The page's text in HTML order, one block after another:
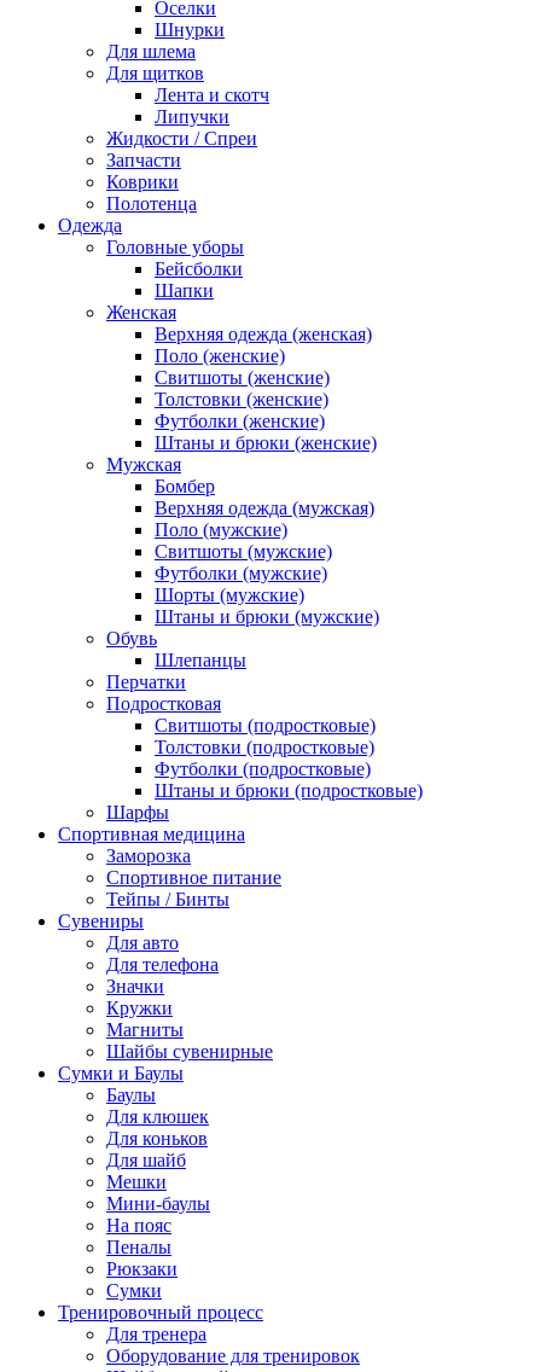
Оселки
Шнурки
Для шлема
Для щитков
Лента и скотч
Липучки
Жидкости / Спреи
Запчасти
Коврики
Полотенца
Одежда
Головные уборы
Бейсболки
Шапки
Женская
Верхняя одежда (женская)
Поло (женские)
Свитшоты (женские)
Толстовки (женские)
Футболки (женские)
Штаны и брюки (женские)
Мужская
Бомбер
Верхняя одежда (мужская)
Поло (мужские)
Свитшоты (мужские)
Футболки (мужские)
Шорты (мужские)
Штаны и брюки (мужские)
Обувь
Шлепанцы
Перчатки
Подростковая
Свитшоты (подростковые)
Толстовки (подростковые)
Футболки (подростковые)
Штаны и брюки (подростковые)
Шарфы
Спортивная медицина
Заморозка
Спортивное питание
Тейпы / Бинты
Сувениры
Для авто
Для телефона
Значки
Кружки
Магниты
Шайбы сувенирные
Сумки и Баулы
Баулы
Для клюшек
Для коньков
Для шайб
Мешки
Мини-баулы
На пояс
Пеналы
Рюкзаки
Сумки
Тренировочный процесс
Для тренера
Оборудование для тренировок